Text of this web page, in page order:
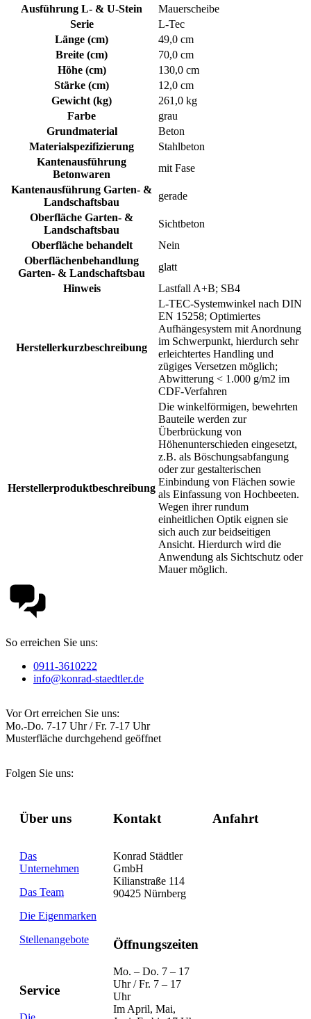
Ausführung L- & U-Stein
Mauerscheibe
Serie
L-Tec
Länge (cm)
49,0 cm
Breite (cm)
70,0 cm
Höhe (cm)
130,0 cm
Stärke (cm)
12,0 cm
Gewicht (kg)
261,0 kg
Farbe
grau
Grundmaterial
Beton
Materialspezifizierung
Stahlbeton
Kantenausführung
Betonwaren
mit Fase
Kantenausführung Garten- &
Landschaftsbau
gerade
Oberfläche Garten- &
Landschaftsbau
Sichtbeton
Oberfläche behandelt
Nein
Oberflächenbehandlung
Garten- & Landschaftsbau
glatt
Hinweis
Lastfall A+B; SB4
Herstellerkurzbeschreibung
L-TEC-Systemwinkel nach DIN
EN 15258; Optimiertes
Aufhängesystem mit Anordnung
im Schwerpunkt, hierdurch sehr
erleichtertes Handling und
zügiges Versetzen möglich;
Abwitterung < 1.000 g/m2 im
CDF-Verfahren
Herstellerproduktbeschreibung
Die winkelförmigen, bewehrten
Bauteile werden zur
Überbrückung von
Höhenunterschieden eingesetzt,
z.B. als Böschungsabfangung
oder zur gestalterischen
Einbindung von Flächen sowie
als Einfassung von Hochbeeten.
Wegen ihrer rundum
einheitlichen Optik eignen sie
sich auch zur beidseitigen
Ansicht. Hierdurch wird die
Anwendung als Sichtschutz oder
Mauer möglich.
So erreichen Sie uns:
0911-3610222
info@konrad-staedtler.de
Vor Ort erreichen Sie uns:
Mo.-Do. 7-17 Uhr / Fr. 7-17 Uhr
Musterfläche durchgehend geöffnet
Folgen Sie uns:
Über uns
Das
Unternehmen
Das Team
Die Eigenmarken
Stellenangebote
Service
Kontakt
Konrad Städtler
GmbH
Kilianstraße 114
90425 Nürnberg
Öffnungszeiten
Mo. – Do. 7 – 17
Uhr / Fr. 7 – 17
Uhr
Im April, Mai,
Anfahrt